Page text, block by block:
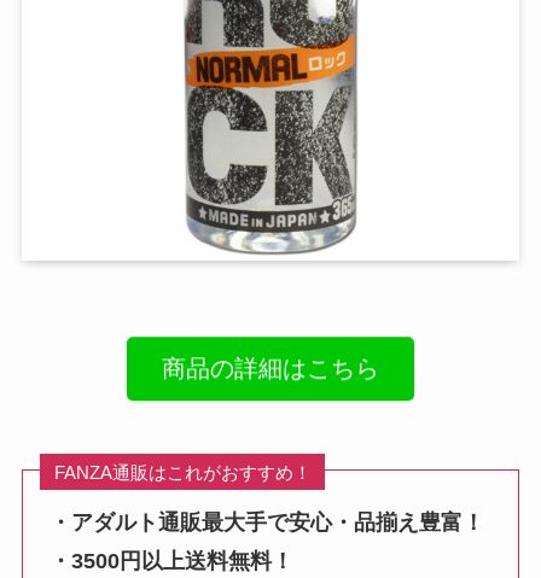
商品の詳細はこちら
FANZA通販はこれがおすすめ！
・アダルト通販最大手で安心・品揃え豊富！
・3500円以上送料無料！